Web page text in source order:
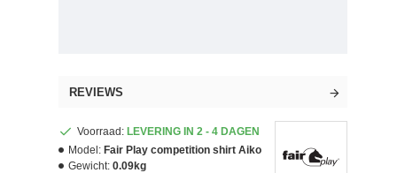
REVIEWS
Voorraad: LEVERING IN 2 - 4 DAGEN
Model: Fair Play competition shirt Aiko
Gewicht: 0.09kg